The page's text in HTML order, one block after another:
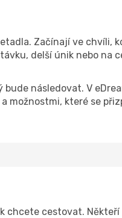
Začínají ve chvíli,
delší únik nebo na
následovat. V
možnostmi, které se
chcete cestovat.